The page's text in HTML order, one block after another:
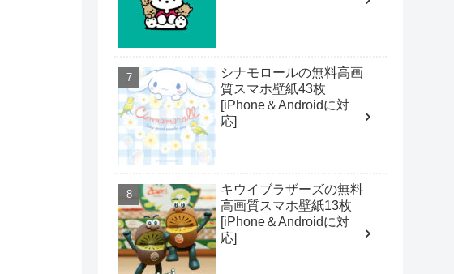
シナモロールの無料高画
質スマホ壁紙43枚
[iPhone＆Androidに対
応]
キウイブラザーズの無料
高画質スマホ壁紙13枚
[iPhone＆Androidに対
応]